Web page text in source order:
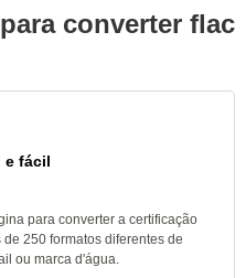
converter flac
e fácil
para converter a certificação
250 formatos diferentes de
ou marca d'água.